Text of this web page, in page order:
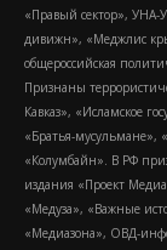
«Правый сектор»,
дивижн», «Меджлис
общероссийская
Признаны
Кавказ», «Исламское
«Братья-мусульмане»,
«Колумбайн». В РФ
издания «Проект
«Медуза», «Важные
«Медиазона», ОВД-